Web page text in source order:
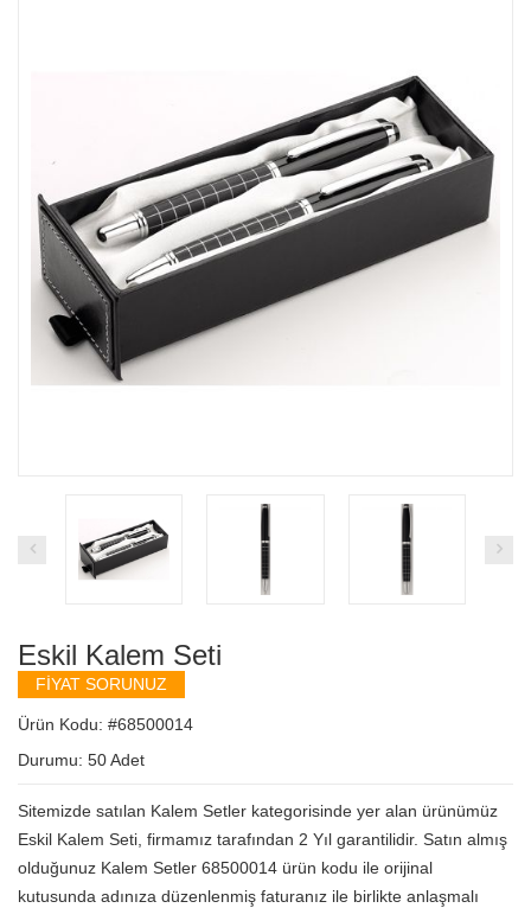
Eskil Kalem Seti
FİYAT SORUNUZ
Ürün Kodu: #68500014
Durumu: 50 Adet
Sitemizde satılan Kalem Setler kategorisinde yer alan ürünümüz
Eskil Kalem Seti, firmamız tarafından 2 Yıl garantilidir. Satın almış
olduğunuz Kalem Setler 68500014 ürün kodu ile orijinal
kutusunda adınıza düzenlenmiş faturanız ile birlikte anlaşmalı